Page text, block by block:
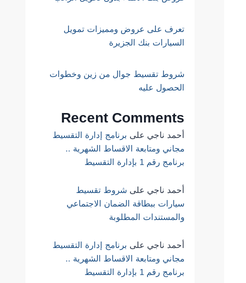
تعرف على عروض ومميزات تمويل
السيارات بنك الجزيرة
شروط تقسيط جوال من زين وخطوات
الحصول عليه
Recent Comments
أحمد ناجي على برنامج إدارة التقسيط
مجاني ومتابعة الاقساط الشهرية ..
برنامج رقم 1 بإدارة التقسيط
أحمد ناجي على شروط تقسيط
سيارات ببطاقة الضمان الاجتماعي
والمستندات المطلوبة
أحمد ناجي على برنامج إدارة التقسيط
مجاني ومتابعة الاقساط الشهرية ..
برنامج رقم 1 بإدارة التقسيط